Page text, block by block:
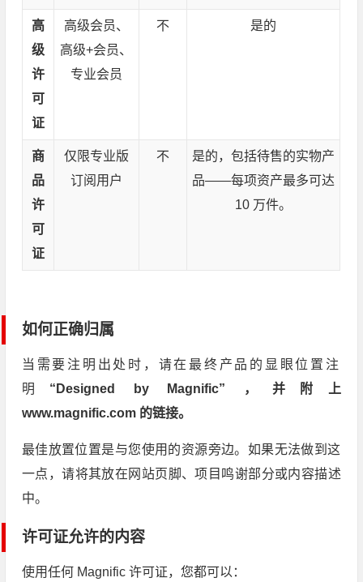
高
级
许
可
证
高级会员、
高级+会员、
专业会员
不 是的
商
品
许
可
证
仅限专业版
订阅用户
不
是的，包括待售的实物产
品——每项资产最多可达
10 万件。
如何正确归属
当需要注明出处时，请在最终产品的显眼位置注
明 “Designed by Magnific” ，并附上
www.magnific.com 的链接。
最佳放置位置是与您使用的资源旁边。如果无法做到这
一点，请将其放在网站页脚、项目鸣谢部分或内容描述
中。
许可证允许的内容
使用任何 Magnific 许可证，您都可以：